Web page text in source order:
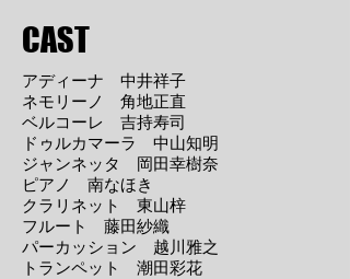
CAST
アディーナ 中井祥子
ネモリーノ 角地正直
ベルコーレ 吉持寿司
ドゥルカマーラ 中山知明
ジャンネッタ 岡田幸樹奈
ピアノ 南なほき
クラリネット 東山梓
フルート 藤田紗織
パーカッション 越川雅之
トランペット 潮田彩花